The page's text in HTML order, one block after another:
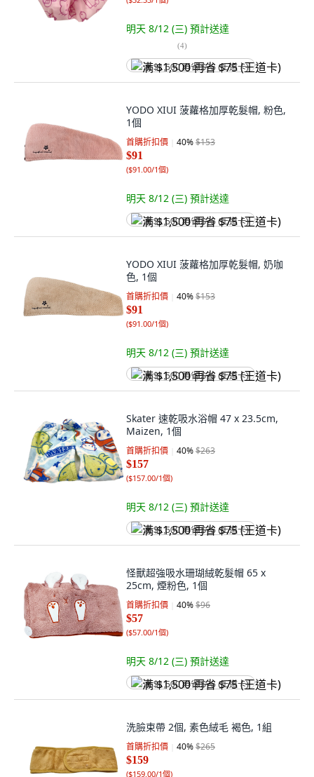
明天 8/12 (三) 預計送達
(4)
满 $1,500 再省 $75 (王道卡)
YODO XIUI 菠蘿格加厚乾髮帽, 粉色,
1個
首購折扣價 40%$153
$91
($91.00/1個)
明天 8/12 (三) 預計送達
满 $1,500 再省 $75 (王道卡)
YODO XIUI 菠蘿格加厚乾髮帽, 奶咖
色, 1個
首購折扣價 40%$153
$91
($91.00/1個)
明天 8/12 (三) 預計送達
满 $1,500 再省 $75 (王道卡)
Skater 速乾吸水浴帽 47 x 23.5cm,
Maizen, 1個
首購折扣價 40%$263
$157
($157.00/1個)
明天 8/12 (三) 預計送達
满 $1,500 再省 $75 (王道卡)
怪獸超強吸水珊瑚絨乾髮帽 65 x
25cm, 煙粉色, 1個
首購折扣價 40%$96
$57
($57.00/1個)
明天 8/12 (三) 預計送達
满 $1,500 再省 $75 (王道卡)
洗臉束帶 2個, 素色絨毛 褐色, 1組
首購折扣價 40%$265
$159
($159.00/1個)